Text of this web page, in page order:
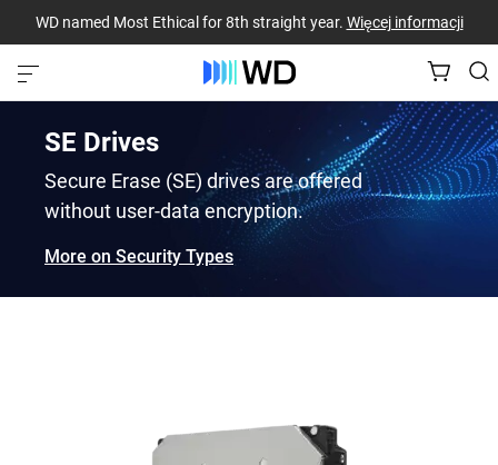
WD named Most Ethical for 8th straight year. Więcej informacji
SE Drives
Secure Erase (SE) drives are offered
without user-data encryption.
More on Security Types